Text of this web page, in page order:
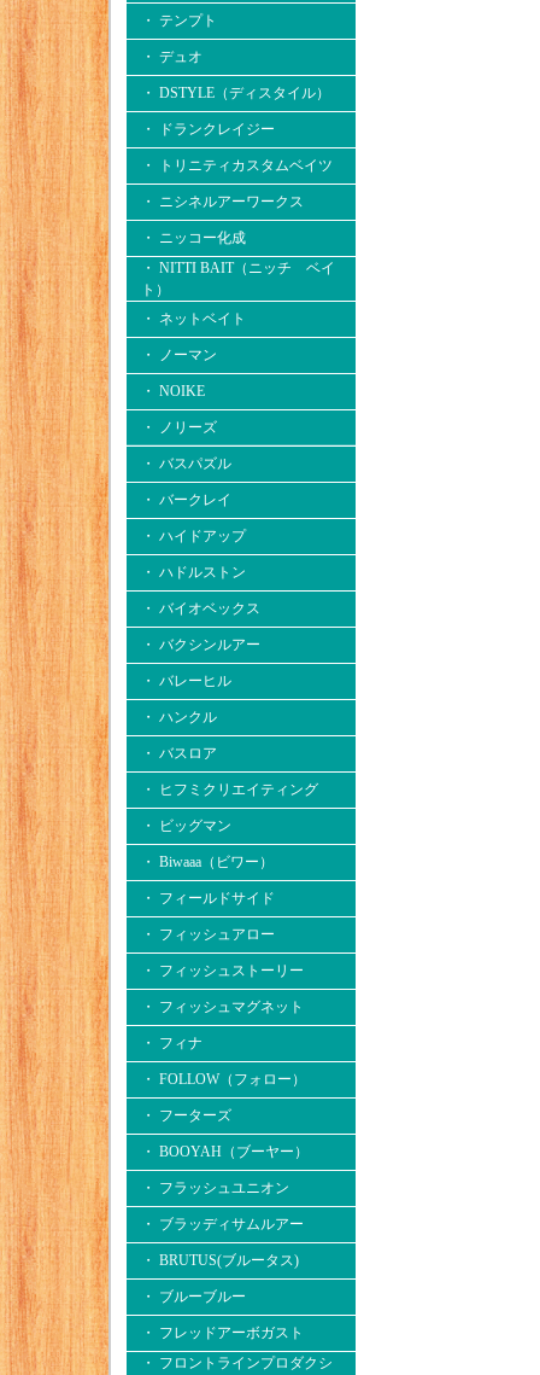
・ テンプト
・ デュオ
・ DSTYLE（ディスタイル）
・ ドランクレイジー
・ トリニティカスタムベイツ
・ ニシネルアーワークス
・ ニッコー化成
・ NITTI BAIT（ニッチ ベイ
ト）
・ ネットベイト
・ ノーマン
・ NOIKE
・ ノリーズ
・ バスパズル
・ バークレイ
・ ハイドアップ
・ ハドルストン
・ バイオベックス
・ バクシンルアー
・ バレーヒル
・ ハンクル
・ バスロア
・ ヒフミクリエイティング
・ ビッグマン
・ Biwaaa（ビワー）
・ フィールドサイド
・ フィッシュアロー
・ フィッシュストーリー
・ フィッシュマグネット
・ フィナ
・ FOLLOW（フォロー）
・ フーターズ
・ BOOYAH（ブーヤー）
・ フラッシュユニオン
・ ブラッディサムルアー
・ BRUTUS(ブルータス)
・ ブルーブルー
・ フレッドアーボガスト
・ フロントラインプロダクシ